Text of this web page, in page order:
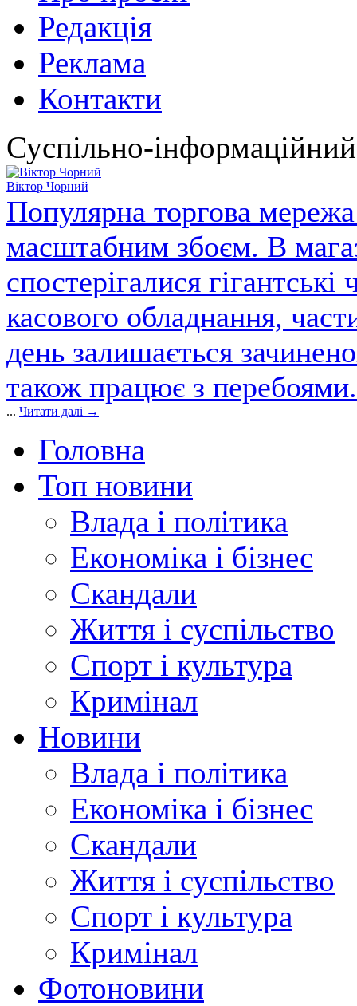
Редакція
Реклама
Контакти
Суспільно-
Віктор Чорний
Популярна торгова
масштабним збоєм. В
спостерігалися
касового обладнання,
день залишається
також працює з
... Читати далі →
Головна
Топ новини
Влада і політика
Економіка і бізнес
Скандали
Життя і суспільство
Спорт і культура
Кримінал
Новини
Влада і політика
Економіка і бізнес
Скандали
Життя і суспільство
Спорт і культура
Кримінал
Фотоновини